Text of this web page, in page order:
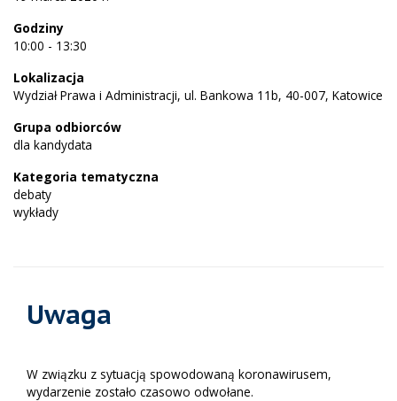
Godziny
10:00 - 13:30
Lokalizacja
Wydział Prawa i Administracji, ul. Bankowa 11b, 40-007, Katowice
Grupa odbiorców
dla kandydata
Kategoria tematyczna
debaty
wykłady
Uwaga
W związku z sytuacją spowodowaną koronawirusem,
wydarzenie zostało czasowo odwołane.